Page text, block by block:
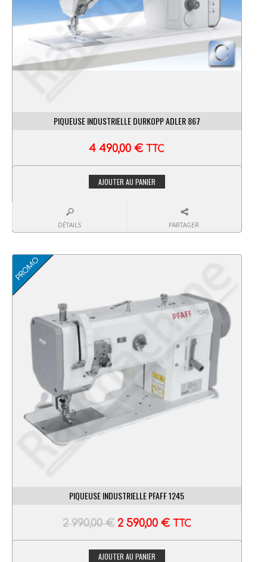
PIQUEUSE INDUSTRIELLE DURKOPP ADLER 867
4 490,00€ TTC
AJOUTER AU PANIER
DÉTAILS PARTAGER
PIQUEUSE INDUSTRIELLE PFAFF 1245
2 990,00€ 2 590,00 € TTC
AJOUTER AU PANIER